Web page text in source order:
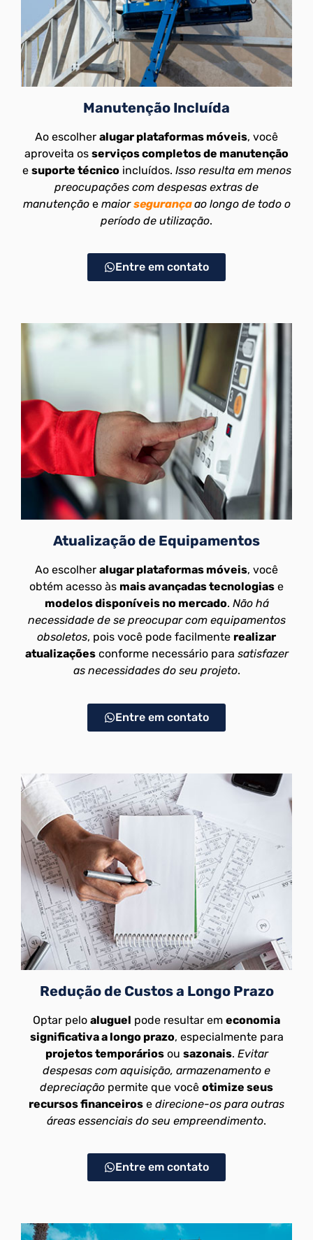
Manutenção Incluída
Ao escolher alugar plataformas móveis, você
aproveita os serviços completos de manutenção
e suporte técnicoincluídos. Isso resulta em menos
preocupações com despesas extras de
manutençãoe maiorsegurançaao longo de todo o
período de utilização.
Entre em contato
Atualização de Equipamentos
Ao escolher alugar plataformas móveis, você
obtém acesso às mais avançadas tecnologias e
modelos disponíveis no mercado. Não há
necessidade de se preocupar com equipamentos
obsoletos, pois você pode facilmente realizar
atualizaçõesconforme necessário para satisfazer
as necessidades do seu projeto.
Entre em contato
Redução de Custos a Longo Prazo
Optar pelo aluguel pode resultar em economia
significativa a longo prazo, especialmente para
projetos temporáriosou sazonais. Evitar
despesas com aquisição, armazenamento e
depreciação permite que você otimize seus
recursos financeiros e direcione-os para outras
áreas essenciais do seu empreendimento.
Entre em contato